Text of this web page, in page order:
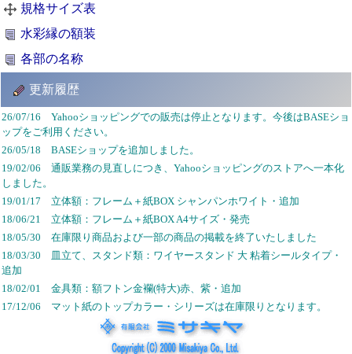
規格サイズ表
水彩縁の額装
各部の名称
更新履歴
26/07/16 Yahooショッピングでの販売は停止となります。今後はBASEショ
ップをご利用ください。
26/05/18 BASEショップを追加しました。
19/02/06 通販業務の見直しにつき、Yahooショッピングのストアへ一本化
しました。
19/01/17 立体額：フレーム＋紙BOX シャンパンホワイト・追加
18/06/21 立体額：フレーム＋紙BOX A4サイズ・発売
18/05/30 在庫限り商品および一部の商品の掲載を終了いたしました
18/03/30 皿立て、スタンド類：ワイヤースタンド 大 粘着シールタイプ・
追加
18/02/01 金具類：額フトン金襴(特大)赤、紫・追加
17/12/06 マット紙のトップカラー・シリーズは在庫限りとなります。